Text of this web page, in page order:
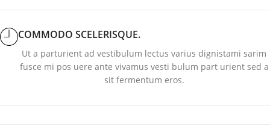
COMMODO SCELERISQUE.
Ut a parturient ad vestibulum lectus varius dignistami sarim
fusce mi pos uere ante vivamus vesti bulum part urient sed a
sit fermentum eros.